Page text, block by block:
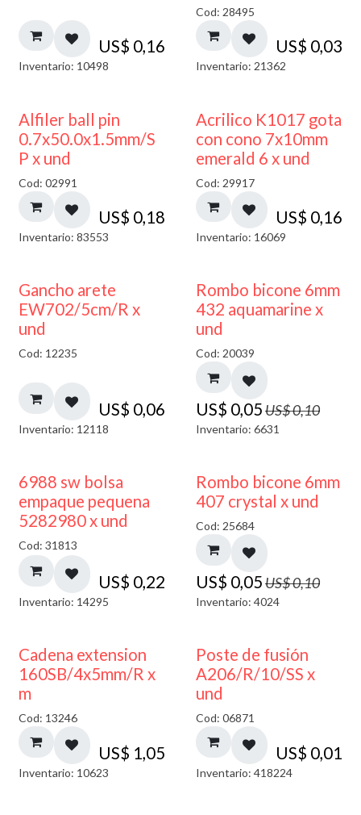
US$ 0,16
Inventario: 10498
Cod: 28495
US$ 0,03
Inventario: 21362
Alfiler ball pin
0.7x50.0x1.5mm/S
P x und
Cod: 02991
US$ 0,18
Inventario: 83553
Acrilico K1017 gota
con cono 7x10mm
emerald 6 x und
Cod: 29917
US$ 0,16
Inventario: 16069
Gancho arete
EW702/5cm/R x
und
Cod: 12235
US$ 0,06
Inventario: 12118
50% DESCUENTO
Rombo bicone 6mm
432 aquamarine x
und
Cod: 20039
US$ 0,05US$0,10
Inventario: 6631
6988 sw bolsa
empaque pequena
5282980 x und
Cod: 31813
US$ 0,22
Inventario: 14295
50% DESCUENTO
Rombo bicone 6mm
407 crystal x und
Cod: 25684
US$ 0,05US$0,10
Inventario: 4024
Cadena extension
160SB/4x5mm/R x
m
Cod: 13246
US$ 1,05
Inventario: 10623
Poste de fusión
A206/R/10/SS x
und
Cod: 06871
US$ 0,01
Inventario: 418224